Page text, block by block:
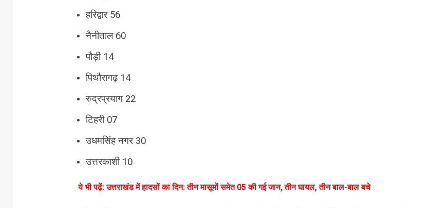
हरिद्वार 56
नैनीताल 60
पौड़ी 14
पिथौरागढ़ 14
रुद्रप्रयाग 22
टिहरी 07
उधमसिंह नगर 30
उत्तरकाशी 10
ये भी पढ़ें: उत्तराखंड में हादसों का दिन: तीन मासूमों समेत 05 की गई जान, तीन घायल, तीन बाल-बाल बचे